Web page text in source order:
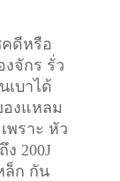
ดีหรือ
จักร รั่ว
เบาได้
งแหลม
พราะ หัว
200J
ล็ก กัน